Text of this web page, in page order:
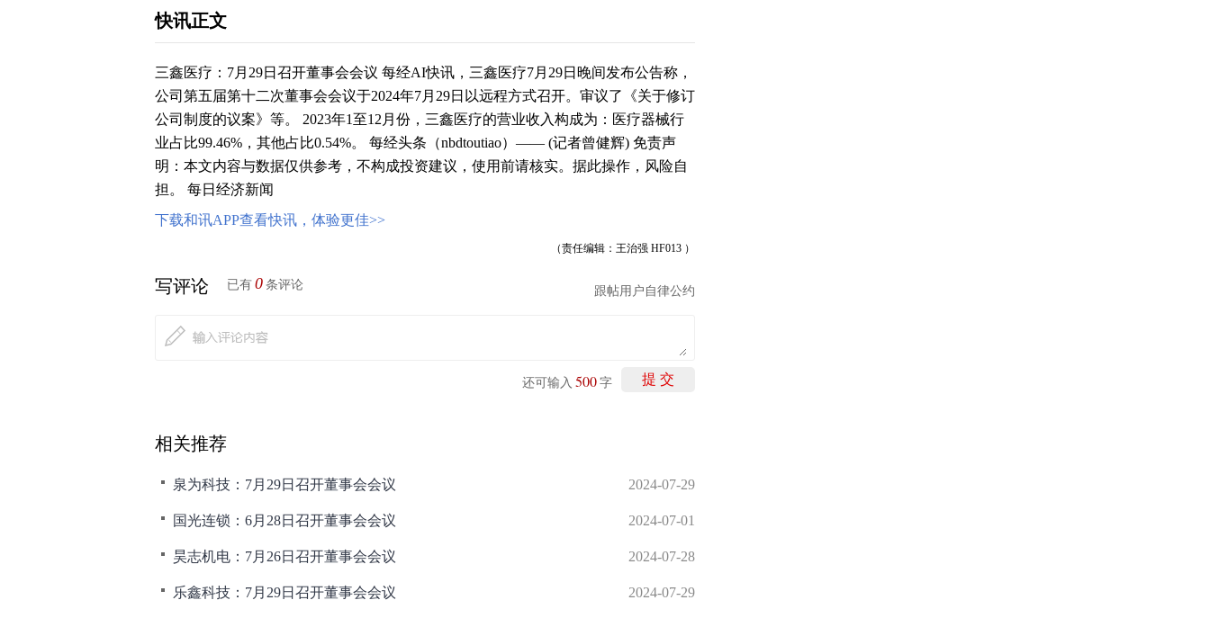
快讯正文
三鑫医疗：7月29日召开董事会会议 每经AI快讯，三鑫医疗7月29日晚间发布公告称，
公司第五届第十二次董事会会议于2024年7月29日以远程方式召开。审议了《关于修订
公司制度的议案》等。 2023年1至12月份，三鑫医疗的营业收入构成为：医疗器械行
业占比99.46%，其他占比0.54%。 每经头条（nbdtoutiao）—— (记者曾健辉) 免责声
明：本文内容与数据仅供参考，不构成投资建议，使用前请核实。据此操作，风险自
担。 每日经济新闻
下载和讯APP查看快讯，体验更佳>>
（责任编辑：王治强 HF013 ）
写评论 已有 0 条评论 跟帖用户自律公约
提 交
还可输入 500 字
相关推荐
泉为科技：7月29日召开董事会会议 2024-07-29
国光连锁：6月28日召开董事会会议 2024-07-01
昊志机电：7月26日召开董事会会议 2024-07-28
乐鑫科技：7月29日召开董事会会议 2024-07-29